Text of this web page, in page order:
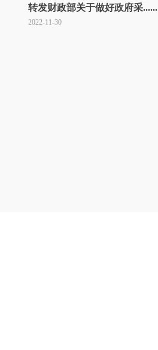
转发财政部关于做好政府采......
2022-11-30